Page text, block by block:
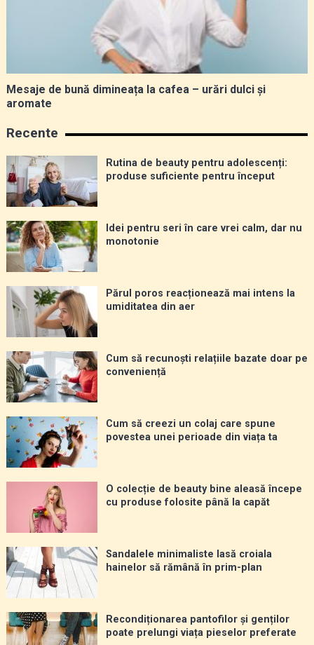
Mesaje de bună dimineața la cafea – urări dulci și
aromate
Recente
Rutina de beauty pentru adolescenți:
produse suficiente pentru început
Idei pentru seri în care vrei calm, dar nu
monotonie
Părul poros reacționează mai intens la
umiditatea din aer
Cum să recunoști relațiile bazate doar pe
conveniență
Cum să creezi un colaj care spune
povestea unei perioade din viața ta
O colecție de beauty bine aleasă începe
cu produse folosite până la capăt
Sandalele minimaliste lasă croiala
hainelor să rămână în prim-plan
Recondiționarea pantofilor și genților
poate prelungi viața pieselor preferate